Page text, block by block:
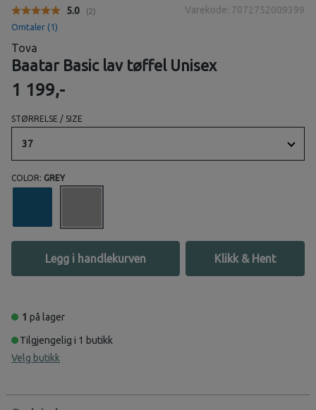
Gjennomsnittskarakter:
5.0 (stemmer:
2)
Omtaler (1)
Varekode: 7072752009399
Tova
Baatar Basic lav tøffel Unisex
1 199,-
STØRRELSE / SIZE
37
COLOR: GREY
Legg i handlekurven Klikk & Hent
1 på lager
Tilgjengelig i 1 butikk
Velg butikk